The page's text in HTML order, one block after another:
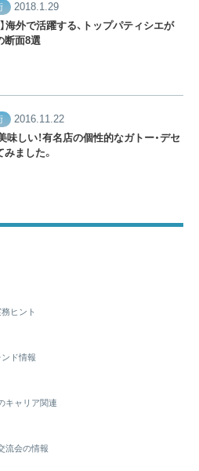
2018.1.29
】海外で活躍する、トップパティシエが
断面8選
2016.11.22
味しい！有名店の個性的なガトー・デセ
ました。
ヒント
ド情報
キャリア関連
流会の情報